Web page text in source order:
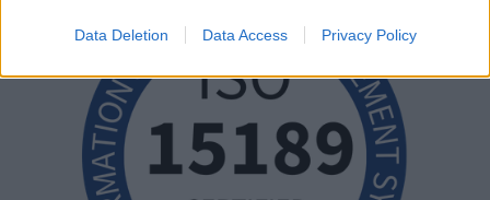
Data Deletion Data Access Privacy Policy